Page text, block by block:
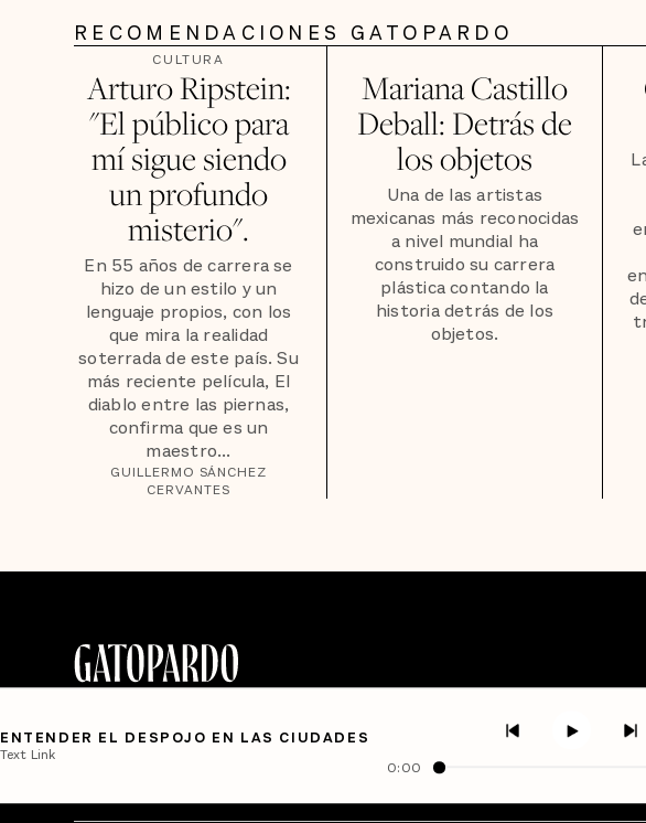
RECOMENDACIONES GATOPARDO
CULTURA
Arturo Ripstein:
"El público para
mí sigue siendo
un profundo
misterio".
En 55 años de carrera se
hizo de un estilo y un
lenguaje propios, con los
que mira la realidad
soterrada de este país. Su
más reciente película, El
diablo entre las piernas,
confirma que es un
maestro...
GUILLERMO SÁNCHEZ
CERVANTES
Mariana Castillo
Deball: Detrás de
los objetos
Una de las artistas
mexicanas más reconocidas
a nivel mundial ha
construido su carrera
plástica contando la
historia detrás de los
objetos.
ENTENDER EL DESPOJO EN LAS CIUDADES
Text Link
0:00